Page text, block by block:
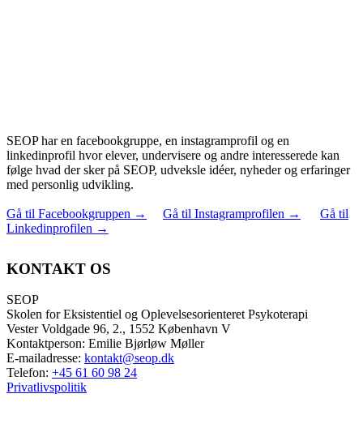
SEOP har en facebookgruppe, en instagramprofil og en
linkedinprofil hvor elever, undervisere og andre interesserede kan
følge hvad der sker på SEOP, udveksle idéer, nyheder og erfaringer
med personlig udvikling.
Gå til Facebookgruppen → Gå til Instagramprofilen →
Gå til
Linkedinprofilen →
KONTAKT OS
SEOP
Skolen for Eksistentiel og Oplevelsesorienteret Psykoterapi
Vester Voldgade 96, 2., 1552 København V
Kontaktperson: Emilie Bjørløw Møller
E-mailadresse: kontakt@seop.dk
Telefon: +45 61 60 98 24
Privatlivspolitik